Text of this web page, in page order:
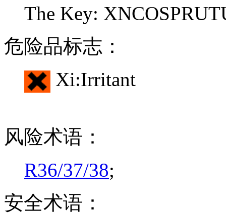
The Key:
危险品标志：
Xi:Irritant
风险术语：
R36/37/38;
安全术语：